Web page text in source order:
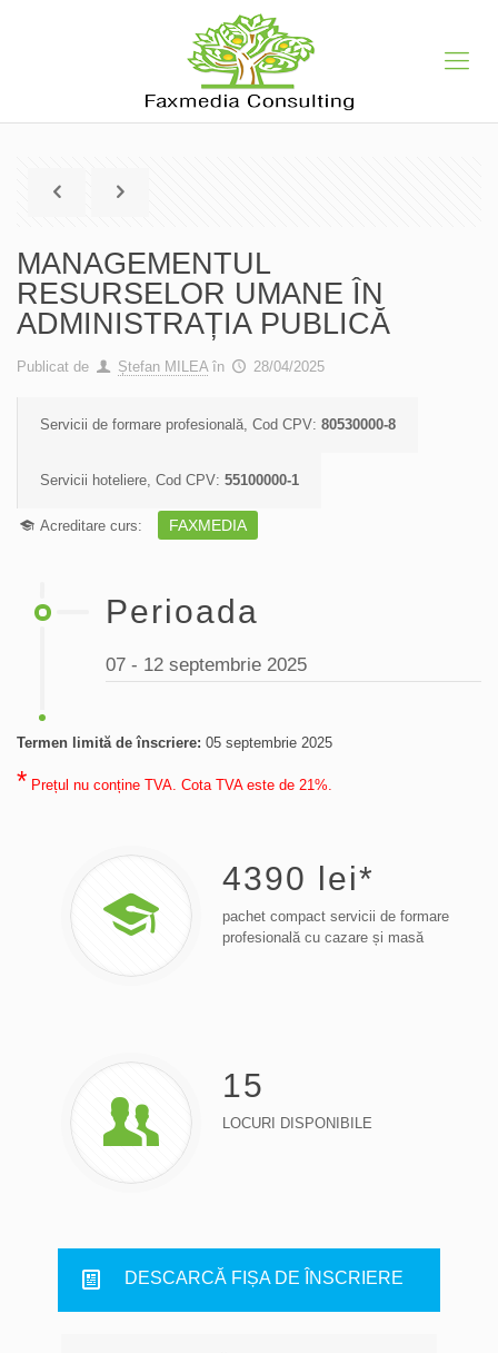
MANAGEMENTUL
RESURSELOR UMANE ÎN
ADMINISTRAȚIA PUBLICĂ
Publicat de Ștefan MILEA în 28/04/2025
Servicii de formare profesională, Cod CPV: 80530000-8
Servicii hoteliere, Cod CPV: 55100000-1
Acreditare curs: FAXMEDIA
Perioada
07 - 12 septembrie 2025
Termen limită de înscriere: 05 septembrie 2025
* Prețul nu conține TVA. Cota TVA este de 21%.
4390 lei*
pachet compact servicii de formare
profesională cu cazare și masă
15
LOCURI DISPONIBILE
DESCARCĂ FIȘA DE ÎNSCRIERE